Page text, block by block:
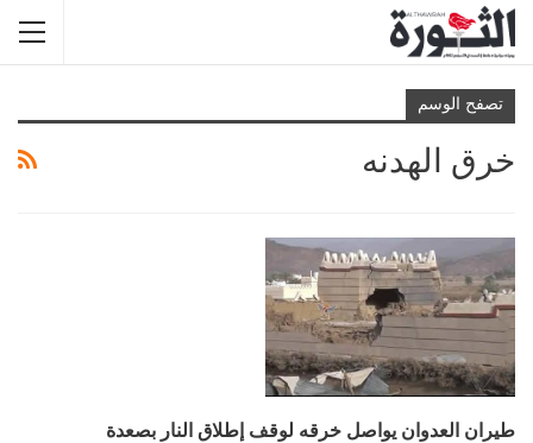
تصفح الوسم
خرق الهدنه
طيران العدوان يواصل خرقه لوقف إطلاق النار بصعدة